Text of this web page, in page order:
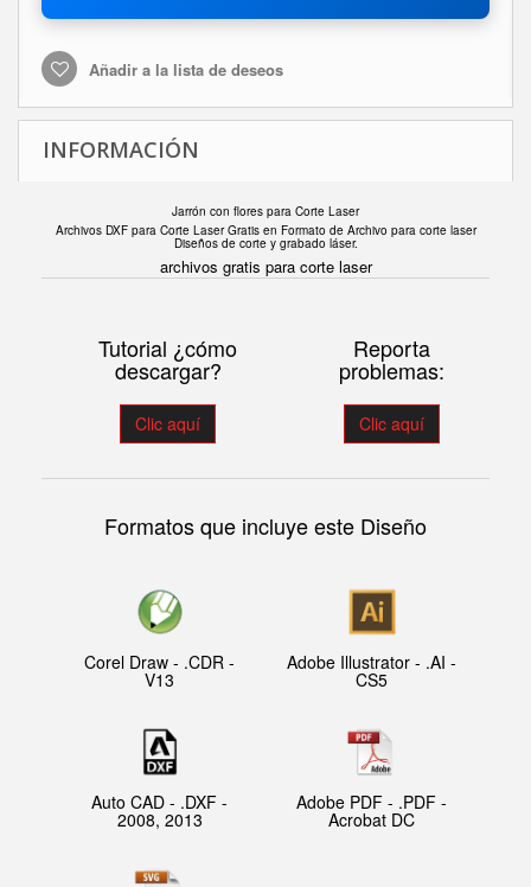
Añadir a la lista de deseos
INFORMACIÓN
Jarrón con flores para Corte Laser
Archivos DXF para Corte Laser Gratis en Formato de Archivo para corte laser
Diseños de corte y grabado láser.
archivos gratis para corte laser
Tutorial ¿cómo
descargar?
Clic aquí
Reporta
problemas:
Clic aquí
Formatos que incluye este Diseño
Corel Draw - .CDR -
V13
Adobe Illustrator - .AI -
CS5
Auto CAD - .DXF -
2008, 2013
Adobe PDF - .PDF -
Acrobat DC